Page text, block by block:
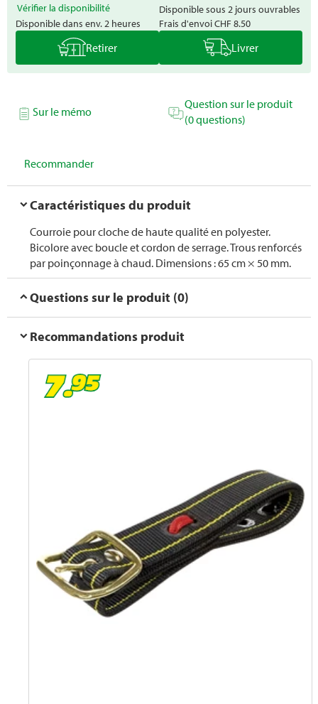
Vérifier la disponibilité
Disponible dans env. 2 heures
Disponible sous 2 jours ouvrables
Frais d'envoiCHF 8.50
Retirer Livrer
Sur le mémo
Question sur le produit
(0 questions)
Recommander
Caractéristiques du produit
Courroie pour cloche de haute qualité en polyester.
Bicolore avec boucle et cordon de serrage. Trous renforcés
par poinçonnage à chaud. Dimensions : 65 cm × 50 mm.
Questions sur le produit (0)
Recommandations produit